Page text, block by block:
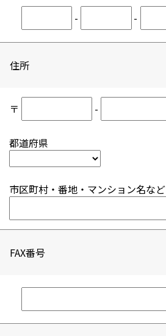
- -
住所
〒 -
都道府県
市区町村・番地・マンション名など
FAX番号